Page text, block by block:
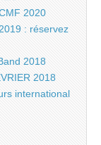
2020
: réservez
2018
2018
international